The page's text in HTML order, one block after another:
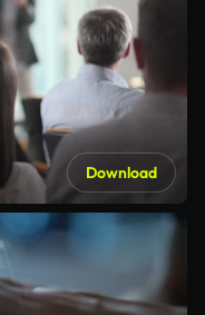
Download